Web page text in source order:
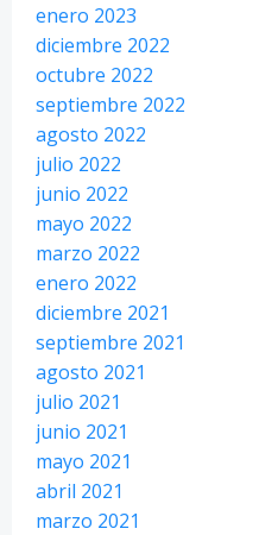
enero 2023
diciembre 2022
octubre 2022
septiembre 2022
agosto 2022
julio 2022
junio 2022
mayo 2022
marzo 2022
enero 2022
diciembre 2021
septiembre 2021
agosto 2021
julio 2021
junio 2021
mayo 2021
abril 2021
marzo 2021